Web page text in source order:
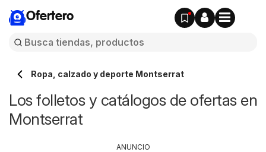
Ofertero
Ropa, calzado y deporte Montserrat
Los folletos y catálogos de ofertas en
Montserrat
ANUNCIO